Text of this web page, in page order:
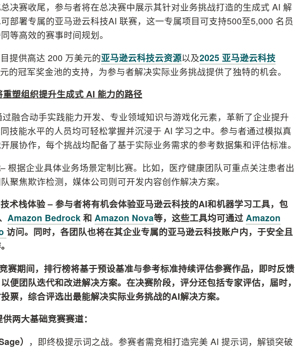
决赛收尾，参与者将在总决赛中展示其针对业务挑战打造的生成式 AI 解
部署专属的亚马逊云科技AI 联赛，这一专属项目可支持500至5,000 名员
等高效的赛事时间规划。
提供高达 200 万美元的亚马逊云科技云资源以及2025 亚马逊云科技
的冠军奖金池的支持，为参与者解决实际业务挑战提供了独特的机会。
重塑组织提升生成式 AI 能力的路径
融合动手实践能力开发、专业领域知识与游戏化元素，革新了企业提升
技能水平的人员均可轻松掌握并沉浸于 AI 学习之中。参与者通过模拟真
展协作，每个挑战均配备了基于实际业务需求的参考数据集和评估标准。
– 根据企业具体业务场景定制比赛。比如，医疗健康团队可重点关注患者出
聚焦欺诈检测，媒体公司则可开发内容创作解决方案。
技术栈体验​ – 参与者将有机会体验亚马逊云科技的AI和机器学习工具，包
Amazon Bedrock 和 Amazon Nova等，这些工具均可通过 Amazon
访问。同时，各团队也将在其企业专属的亚马逊云科技账户内，于安全且
赛期间，排行榜将基于预设基准与参考标准持续评估参赛作品，即时反馈
便团队迭代和改进解决方案。在决赛阶段，评分还包括专家评估，届时，
票，综合评选出最能解决实际业务挑战的AI解决方案。
两大基础竞赛赛道：
） ，即终极提示词之战。参赛者需竞相打造完美 AI 提示词，解锁突破